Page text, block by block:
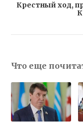
Крестный ход,
Что еще